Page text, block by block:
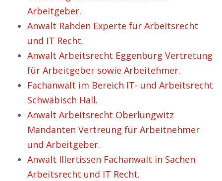
Arbeitgeber.
Anwalt Rahden Experte für Arbeitsrecht
und IT Recht.
Anwalt Arbeitsrecht Eggenburg Vertretung
für Arbeitgeber sowie Arbeitehmer.
Fachanwalt im Bereich IT- und Arbeitsrecht
Schwäbisch Hall.
Anwalt Arbeitsrecht Oberlungwitz
Mandanten Vertreung für Arbeitnehmer
und Arbeitgeber.
Anwalt Illertissen Fachanwalt in Sachen
Arbeitsrecht und IT Recht.